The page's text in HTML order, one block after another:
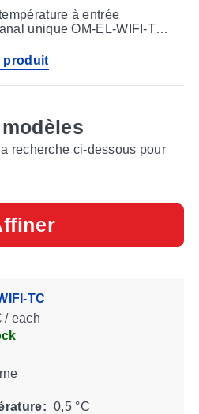
à entrée
unique OM-EL-WIFI-TC
produit
recherche ci-dessous pour
TC
/ each
0,5 °C